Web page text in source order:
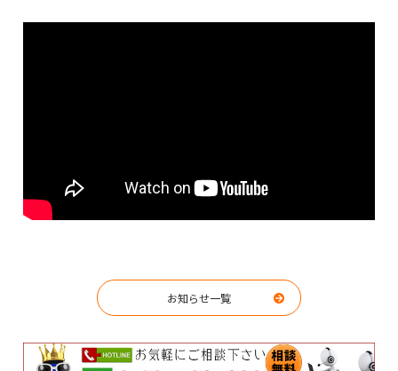
お知らせ一覧